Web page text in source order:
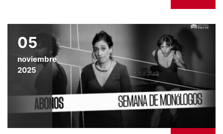
05
noviembre
2025